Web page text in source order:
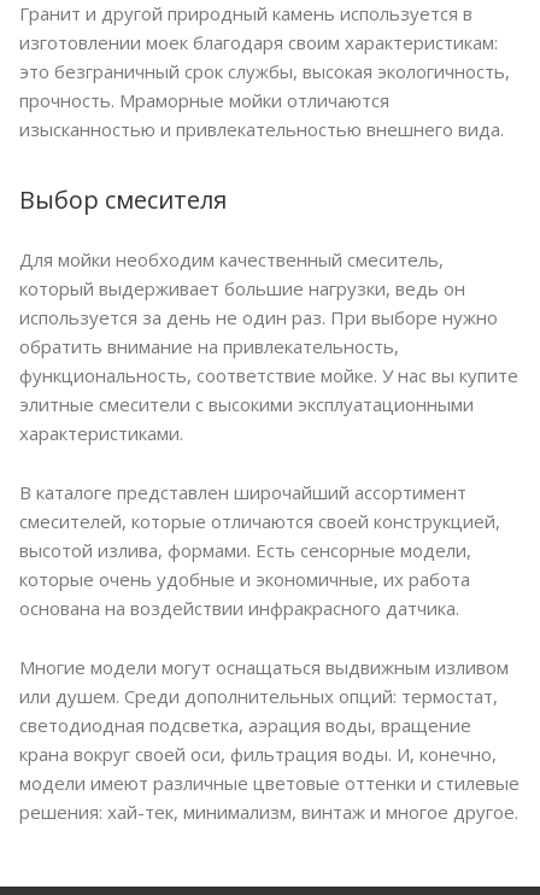
Гранит и другой природный камень используется в
изготовлении моек благодаря своим характеристикам:
это безграничный срок службы, высокая экологичность,
прочность. Мраморные мойки отличаются
изысканностью и привлекательностью внешнего вида.
Выбор смесителя
Для мойки необходим качественный смеситель,
который выдерживает большие нагрузки, ведь он
используется за день не один раз. При выборе нужно
обратить внимание на привлекательность,
функциональность, соответствие мойке. У нас вы купите
элитные смесители с высокими эксплуатационными
характеристиками.
В каталоге представлен широчайший ассортимент
смесителей, которые отличаются своей конструкцией,
высотой излива, формами. Есть сенсорные модели,
которые очень удобные и экономичные, их работа
основана на воздействии инфракрасного датчика.
Многие модели могут оснащаться выдвижным изливом
или душем. Среди дополнительных опций: термостат,
светодиодная подсветка, аэрация воды, вращение
крана вокруг своей оси, фильтрация воды. И, конечно,
модели имеют различные цветовые оттенки и стилевые
решения: хай-тек, минимализм, винтаж и многое другое.